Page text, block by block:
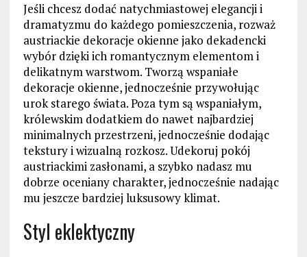
Jeśli chcesz dodać natychmiastowej elegancji i
dramatyzmu do każdego pomieszczenia, rozważ
austriackie dekoracje okienne jako dekadencki
wybór dzięki ich romantycznym elementom i
delikatnym warstwom. Tworzą wspaniałe
dekoracje okienne, jednocześnie przywołując
urok starego świata. Poza tym są wspaniałym,
królewskim dodatkiem do nawet najbardziej
minimalnych przestrzeni, jednocześnie dodając
tekstury i wizualną rozkosz. Udekoruj pokój
austriackimi zasłonami, a szybko nadasz mu
dobrze oceniany charakter, jednocześnie nadając
mu jeszcze bardziej luksusowy klimat.
Styl eklektyczny